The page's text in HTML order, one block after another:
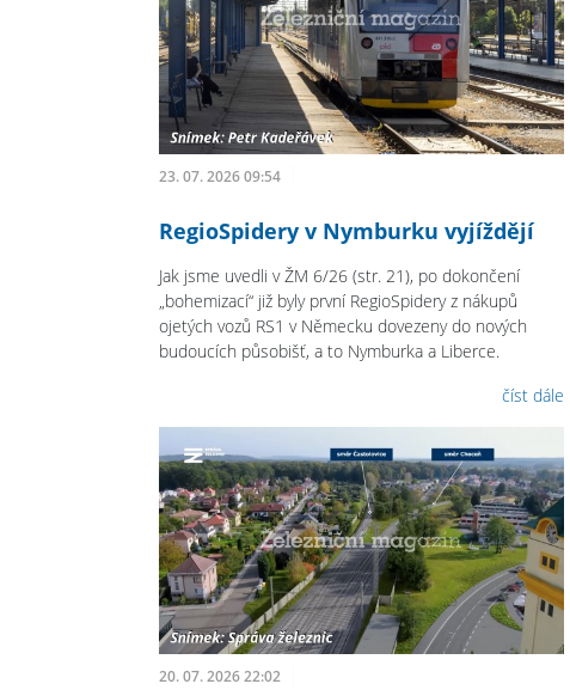
23. 07. 2026 09:54
RegioSpidery v Nymburku vyjíždějí
Jak jsme uvedli v ŽM 6/26 (str. 21), po dokončení
„bohemizací“ již byly první RegioSpidery z nákupů
ojetých vozů RS1 v Německu dovezeny do nových
budoucích působišť, a to Nymburka a Liberce.
číst dále
20. 07. 2026 22:02